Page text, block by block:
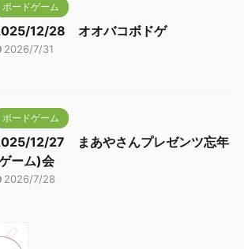
ボードゲーム
12/28 オオバコボドゲ
2026/7/31
ボードゲーム
12/27 まあやさんプレゼンツ忘年
ーム)会
2026/7/28